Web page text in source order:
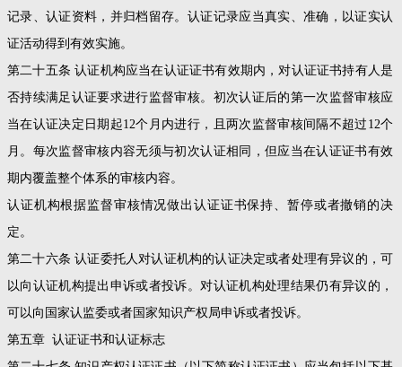
记录、认证资料，并归档留存。认证记录应当真实、准确，以证实认
证活动得到有效实施。
第二十五条 认证机构应当在认证证书有效期内，对认证证书持有人是
否持续满足认证要求进行监督审核。初次认证后的第一次监督审核应
当在认证决定日期起12个月内进行，且两次监督审核间隔不超过12个
月。每次监督审核内容无须与初次认证相同，但应当在认证证书有效
期内覆盖整个体系的审核内容。
认证机构根据监督审核情况做出认证证书保持、暂停或者撤销的决
定。
第二十六条 认证委托人对认证机构的认证决定或者处理有异议的，可
以向认证机构提出申诉或者投诉。对认证机构处理结果仍有异议的，
可以向国家认监委或者国家知识产权局申诉或者投诉。
第五章 认证证书和认证标志